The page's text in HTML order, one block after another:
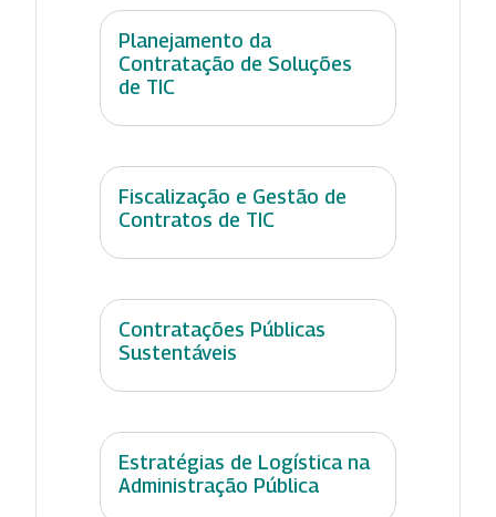
Planejamento da
Contratação de Soluções
de TIC
Fiscalização e Gestão de
Contratos de TIC
Contratações Públicas
Sustentáveis
Estratégias de Logística na
Administração Pública